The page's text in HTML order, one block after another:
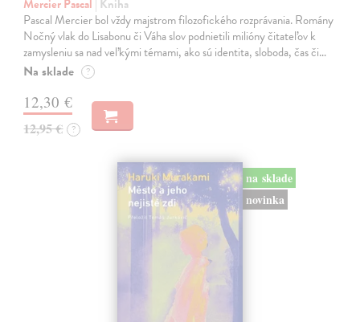
Mercier Pascal | Kniha
Pascal Mercier bol vždy majstrom filozofického rozprávania. Romány
Nočný vlak do Lisabonu či Váha slov podnietili milióny čitateľov k
zamysleniu sa nad veľkými témami, ako sú identita, sloboda, čas či…
Na sklade ?
12,30 €
12,95 € ?
na sklade
novinka